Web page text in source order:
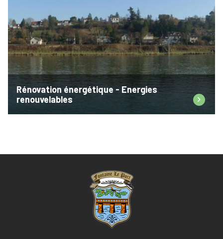
Rénovation énergétique - Energies
renouvelables